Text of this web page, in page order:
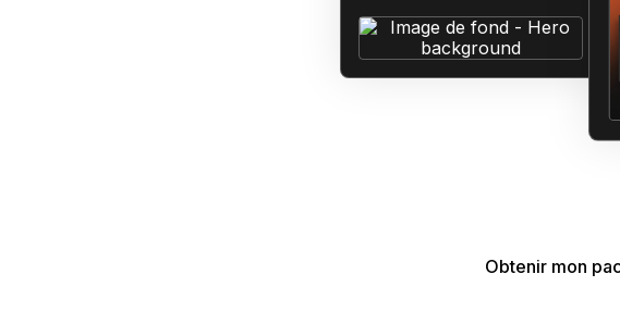
Obtenir mon